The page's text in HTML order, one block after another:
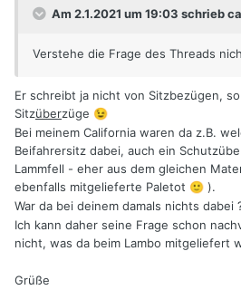
Am 2.1.2021 um 19:03 schrieb
Verstehe die Frage des Threads
Er schreibt ja nicht von Sitzbezügen,
Sitzüberzüge 😉
Bei meinem California waren da z.B.
Beifahrersitz dabei, auch ein
Lammfell - eher aus dem gleichen
ebenfalls mitgelieferte Paletot 🙂 ).
War da bei deinem damals nichts dabei
Ich kann daher seine Frage schon
nicht, was da beim Lambo mitgeliefert
Grüße